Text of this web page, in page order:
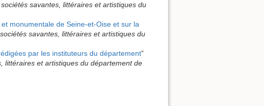
savantes, littéraires et artistiques du
monumentale de Seine-et-Oise et sur la
savantes, littéraires et artistiques du
par les instituteurs du département”
littéraires et artistiques du département de